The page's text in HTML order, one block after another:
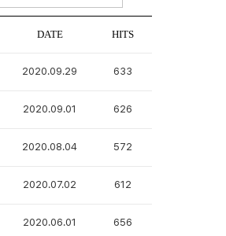
DATE HITS
2020.09.29 633
2020.09.01 626
2020.08.04 572
2020.07.02 612
2020.06.01 656